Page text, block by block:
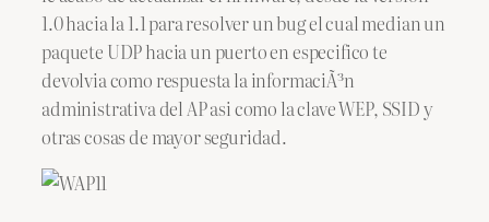
1.0 hacia la 1.1 para resolver un bug el cual median un
paquete UDP hacia un puerto en especifico te
devolvia como respuesta la informaciÃ³n
administrativa del AP asi como la clave WEP, SSID y
otras cosas de mayor seguridad.